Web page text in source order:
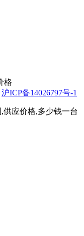
沪ICP备14026797号-1
应价格,多少钱一台